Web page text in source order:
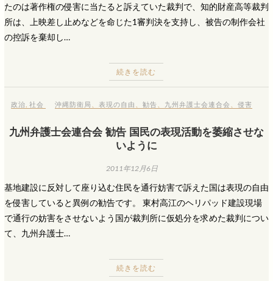
たのは著作権の侵害に当たると訴えていた裁判で、知的財産高等裁判
所は、上映差し止めなどを命じた1審判決を支持し、被告の制作会社
の控訴を棄却し…
続きを読む
政治 ,社会 沖縄防衛局 表現の自由 、勧告 九州弁護士会連合会 、侵害
九州弁護士会連合会 勧告 国民の表現活動を萎縮させな
いように
2011年12月6日
基地建設に反対して座り込む住民を通行妨害で訴えた国は表現の自由
を侵害していると異例の勧告です。 東村高江のヘリパッド建設現場
で通行の妨害をさせないよう国が裁判所に仮処分を求めた裁判につい
て、九州弁護士…
続きを読む